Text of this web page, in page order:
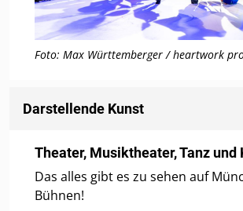
Foto: Max Württemberger / heartwork
Darstellende Kunst
Theater, Musiktheater, Tanz und
Das alles gibt es zu sehen auf
Bühnen!